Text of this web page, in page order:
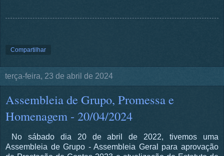
Compartilhar
terça-feira, 23 de abril de 2024
Assembleia de Grupo, Promessa e
Homenagem - 20/04/2024
No sábado dia 20 de abril de 2022, tivemos uma
Assembleia de Grupo - Assembleia Geral para aprovação